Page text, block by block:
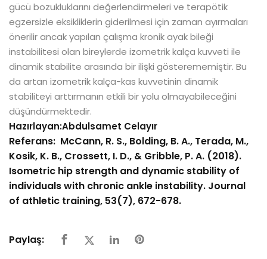
gücü bozukluklarını değerlendirmeleri ve terapötik
egzersizle eksikliklerin giderilmesi için zaman ayırmaları
önerilir ancak yapılan çalışma kronik ayak bileği
instabilitesi olan bireylerde izometrik kalça kuvveti ile
dinamik stabilite arasında bir ilişki gösterememiştir. Bu
da artan izometrik kalça-kas kuvvetinin dinamik
stabiliteyi arttırmanın etkili bir yolu olmayabileceğini
düşündürmektedir.
Hazırlayan:Abdulsamet Celayır
Referans: McCann, R. S., Bolding, B. A., Terada, M.,
Kosik, K. B., Crossett, I. D., & Gribble, P. A. (2018).
Isometric hip strength and dynamic stability of
individuals with chronic ankle instability. Journal
of athletic training, 53(7), 672-678.
Paylaş: